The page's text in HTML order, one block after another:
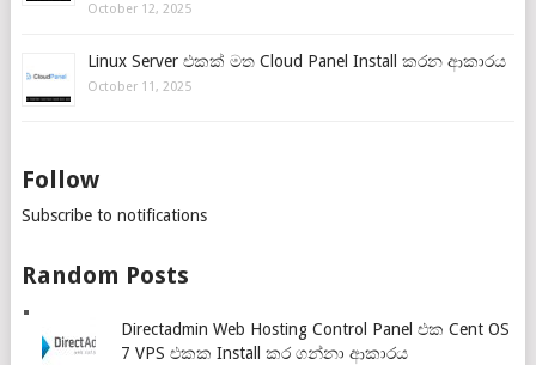
October 12, 2025
Linux Server එකක් මත Cloud Panel Install කරන ආකාරය
October 11, 2025
Follow
Subscribe to notifications
Random Posts
Directadmin Web Hosting Control Panel එක Cent OS
7 VPS එකක Install කර ගන්නා ආකාරය